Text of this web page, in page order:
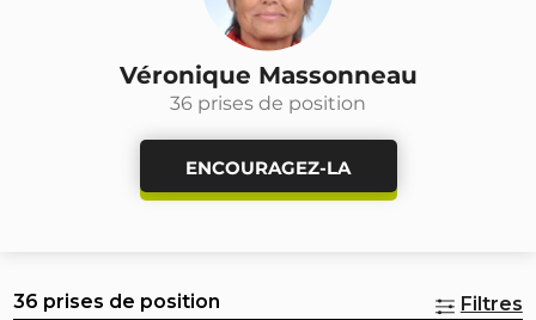
Véronique Massonneau
36 prises de position
ENCOURAGEZ-LA
36 prises de position Filtres